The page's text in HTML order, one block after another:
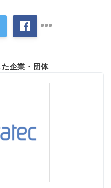
企業・団体